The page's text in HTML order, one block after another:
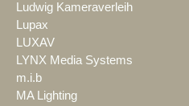
Ludwig Kameraverleih
Lupax
LUXAV
LYNX Media Systems
m.i.b
MA Lighting